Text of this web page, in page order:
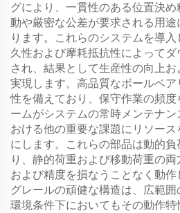
グにより、一貫性のある位置決
動や厳密な公差が要求される用
ります。これらのシステムを導
久性および摩耗抵抗性によって
され、結果として生産性の向上
実現します。高品質なボールベ
性を備えており、保守作業の頻
ームがシステムの常時メンテナ
おける他の重要な課題にリソー
にします。これらの部品は動的
り、静的荷重および移動荷重の
および精度を損なうことなく動
グレールの頑健な構造は、広範
環境条件下においてもその動作